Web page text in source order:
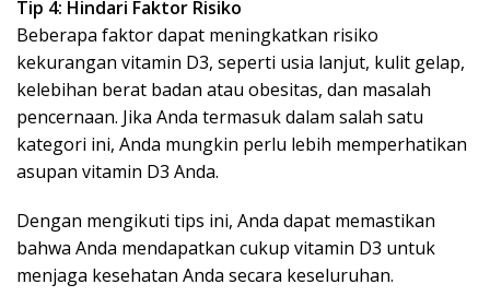
Tip 4: Hindari Faktor Risiko
Beberapa faktor dapat meningkatkan risiko
kekurangan vitamin D3, seperti usia lanjut, kulit gelap,
kelebihan berat badan atau obesitas, dan masalah
pencernaan. Jika Anda termasuk dalam salah satu
kategori ini, Anda mungkin perlu lebih memperhatikan
asupan vitamin D3 Anda.
Dengan mengikuti tips ini, Anda dapat memastikan
bahwa Anda mendapatkan cukup vitamin D3 untuk
menjaga kesehatan Anda secara keseluruhan.